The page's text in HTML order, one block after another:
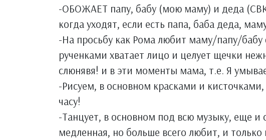
-ОБОЖАЕТ папу, бабу (мою маму) и деда
когда уходят, если есть папа, баба деда,
-На просьбу как Рома любит маму/папу/бабу
рученками хватает лицо и целует щечки
слюнявя! и в эти моменты мама, т.е. Я
-Рисуем, в основном красками и
часу!
-Танцует, в основном под всю музыку, еще и
медленная, но больше всего любит, и